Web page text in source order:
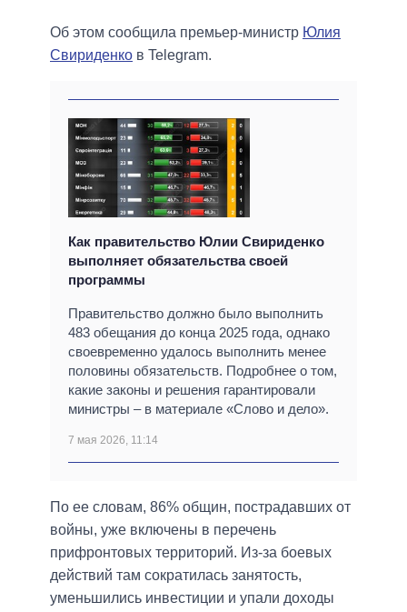
Об этом сообщила премьер-министр Юлия
Свириденко в Telegram.
Как правительство Юлии Свириденко
выполняет обязательства своей
программы
Правительство должно было выполнить
483 обещания до конца 2025 года, однако
своевременно удалось выполнить менее
половины обязательств. Подробнее о том,
какие законы и решения гарантировали
министры – в материале «Слово и дело».
7 мая 2026, 11:14
По ее словам, 86% общин, пострадавших от
войны, уже включены в перечень
прифронтовых территорий. Из-за боевых
действий там сократилась занятость,
уменьшились инвестиции и упали доходы